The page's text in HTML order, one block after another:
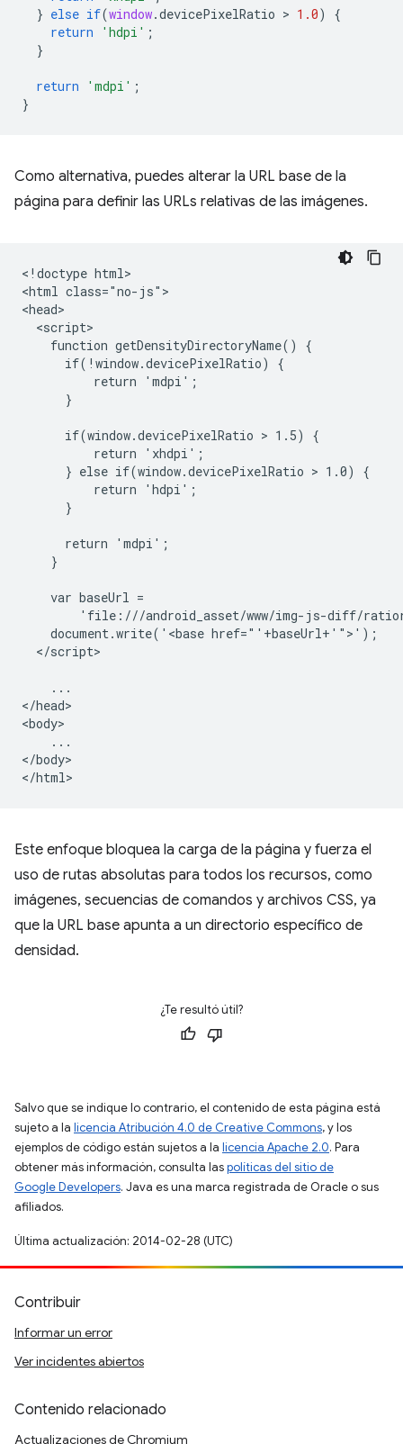
} else if(window.devicePixelRatio > 1.0)
{
return
'hdpi' ;
}
return 'mdpi' ;
}
Como alternativa, puedes alterar la URL base de la
página para definir las URLs relativas de las imágenes.
<!doctype html>
<html class="no-js">
<head>
  <script>
    function getDensityDirectoryName() {
      if(!window.devicePixelRatio) {
          return 'mdpi';
      }
      if(window.devicePixelRatio > 1.5) {
          return 'xhdpi';
      } else if(window.devicePixelRatio > 1.0) {
          return 'hdpi';
      }
      return 'mdpi';
    }
    var baseUrl =
'file:///android_asset/www/img-js-diff/
    document.write('<base href="'+baseUrl+'">');
  </script>
    ...
</head>
<body>
    ...
</body>
Este enfoque bloquea la carga de la página y fuerza el
uso de rutas absolutas para todos los recursos, como
imágenes, secuencias de comandos y archivos CSS, ya
que la URL base apunta a un directorio específico de
densidad.
¿Te resultó útil?
Salvo que se indique lo contrario, el contenido de esta página está
sujeto a la licencia Atribución 4.0 de Creative Commons, y los
ejemplos de código están sujetos a la licencia Apache 2.0. Para
obtener más información, consulta laspolíticas del sitio de
Google Developers. Java es una marca registrada de Oracle o sus
afiliados.
Última actualización: 2014-02-28 (UTC)
Contribuir
Informar un error
Ver incidentes abiertos
Contenido relacionado
Actualizaciones de Chromium